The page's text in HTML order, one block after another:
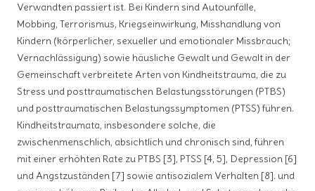
Verwandten passiert ist. Bei Kindern sind Autounfälle,
Mobbing, Terrorismus, Kriegseinwirkung, Misshandlung von
Kindern (körperlicher, sexueller und emotionaler Missbrauch;
Vernachlässigung) sowie häusliche Gewalt und Gewalt in der
Gemeinschaft verbreitete Arten von Kindheitstrauma, die zu
Stress und posttraumatischen Belastungsstörungen (PTBS)
und posttraumatischen Belastungssymptomen (PTSS) führen.
Kindheitstraumata, insbesondere solche, die
zwischenmenschlich, absichtlich und chronisch sind, führen
mit einer erhöhten Rate zu PTBS [3], PTSS [4, 5], Depression [6]
und Angstzuständen [7] sowie antisozialem Verhalten [8]. und